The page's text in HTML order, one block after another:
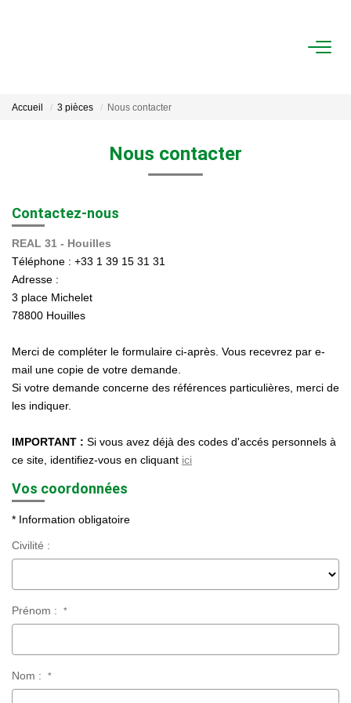
ESTIMATION
Nos Agences
Historique
Nous Rejoindre
Nos Actualités
Extranet Syndic Estale
Accueil 3 pièces Nous contacter
Nous contacter
Contactez-nous
REAL 31 - Houilles
Téléphone : +33 1 39 15 31 31
Adresse :
3 place Michelet
78800 Houilles
Merci de compléter le formulaire ci-après. Vous recevrez par e-
mail une copie de votre demande.
Si votre demande concerne des références particulières, merci de
les indiquer.
IMPORTANT : Si vous avez déjà des codes d'accés personnels à
ce site, identifiez-vous en cliquant ici
Vos coordonnées
* Information obligatoire
Civilité :
Prénom : *
Nom : *